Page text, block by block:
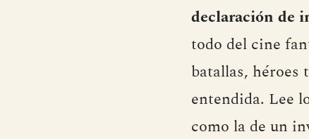
declaración de
todo del cine
batallas,
entendida. Lee
como la de un